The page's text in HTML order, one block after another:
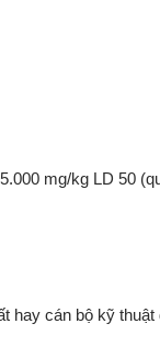
mg/kg LD 50
hay cán bộ kỹ